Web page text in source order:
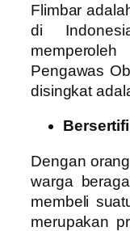
Flimbar
di
Pengawas
disingkat
Dengan
warga
membeli
merupakan